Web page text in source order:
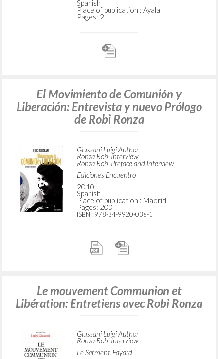
Spanish
Place of publication : Ayala
Pages: 2
El Movimiento de Comunión y
Liberación: Entrevista y nuevo Prólogo
de Robi Ronza
Giussani Luigi Author
Ronza Robi Interview
Ronza Robi Preface and Interview
Ediciones Encuentro
2010
Spanish
Place of publication : Madrid
Pages: 200
ISBN : 978-84-9920-036-1
Le mouvement Communion et
Libération: Entretiens avec Robi Ronza
Giussani Luigi Author
Ronza Robi Interview
Le Sarment-Fayard